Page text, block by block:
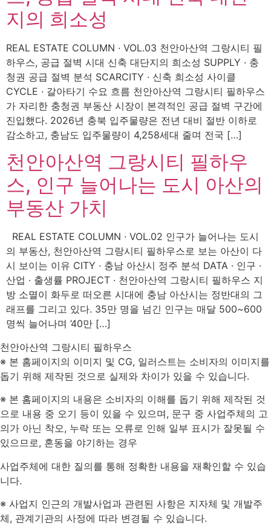
지의 희소성
REAL ESTATE COLUMN · VOL.03 천안아산역 그랑시티 필
하우스, 공급 절벽 시대 신축 대단지의 희소성 SUPPLY · 충
청권 공급 절벽 분석 SCARCITY · 신축 희소성 사이클
CYCLE · 갈아타기 수요 흐름 천안아산역 그랑시티 필하우스
가 자리한 충청권 부동산 시장이 본격적인 공급 절벽 구간에
진입했다. 2026년 충북 입주물량은 전년 대비 절반 이하로
감소하고, 충남도 입주물량이 4,258세대 줄며 전국 […]
천안아산역 그랑시티 필하우
스, 인구 늘어나는 도시 아산의
부동산 가치
REAL ESTATE COLUMN · VOL.02 인구가 늘어나는 도시
의 부동산, 천안아산역 그랑시티 필하우스로 보는 아산이 다
시 보이는 이유 CITY · 충남 아산시 정주 분석 DATA · 인구 ·
산업 · 출생률 PROJECT · 천안아산역 그랑시티 필하우스 지
방 소멸이 화두로 떠오른 시대에 충남 아산시는 정반대의 그
래프를 그리고 있다. 35만 명을 넘긴 인구는 매달 500~600
명씩 늘어나며 ’40만 […]
천안아산역 그랑시티 필하우스
※ 본 홈페이지의 이미지 및 CG, 일러스트는 소비자의 이미지를
돕기 위해 제작된 것으로 실제와 차이가 있을 수 있습니다.
※ 본 홈페이지의 내용은 소비자의 이해를 돕기 위해 제작된 것
으로 내용 중 오기 등이 있을 수 있으며, 문구 중 사업주체의 고
의가 아닌 착오, 누락 또는 오류로 인해 일부 표시가 잘못될 수
있으므로, 혼동을 야기하는 경우
사업주체에 대한 질의를 통해 정확한 내용을 재확인할 수 있습
니다.
※ 사업지 인근의 개발사업과 관련된 사항은 지자체 및 개발주
체, 관계기관의 사정에 따라 변경될 수 있습니다.